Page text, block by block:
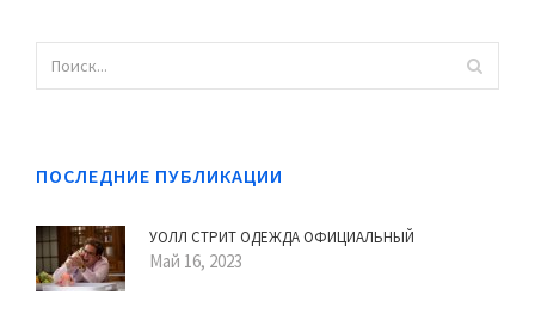
ПОСЛЕДНИЕ ПУБЛИКАЦИИ
УОЛЛ СТРИТ ОДЕЖДА ОФИЦИАЛЬНЫЙ
Май 16, 2023